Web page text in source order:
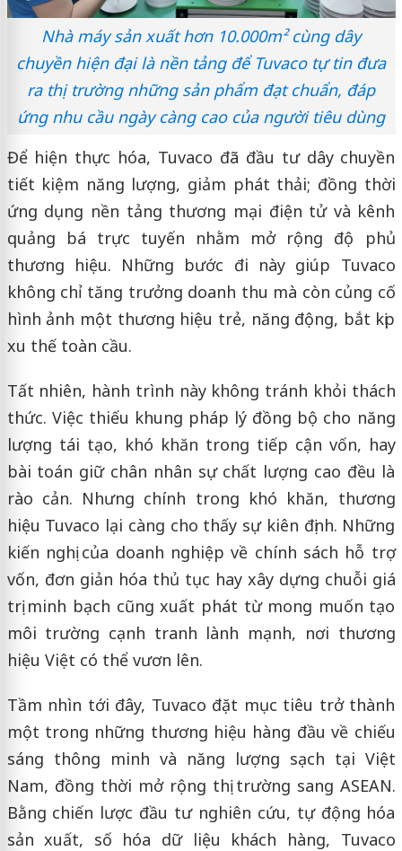
Nhà máy sản xuất hơn 10.000m² cùng dây
chuyền hiện đại là nền tảng để Tuvaco tự tin đưa
ra thị trường những sản phẩm đạt chuẩn, đáp
ứng nhu cầu ngày càng cao của người tiêu dùng
Để hiện thực hóa, Tuvaco đã đầu tư dây chuyền
tiết kiệm năng lượng, giảm phát thải; đồng thời
ứng dụng nền tảng thương mại điện tử và kênh
quảng bá trực tuyến nhằm mở rộng độ phủ
thương hiệu. Những bước đi này giúp Tuvaco
không chỉ tăng trưởng doanh thu mà còn củng cố
hình ảnh một thương hiệu trẻ, năng động, bắt kịp
xu thế toàn cầu.
Tất nhiên, hành trình này không tránh khỏi thách
thức. Việc thiếu khung pháp lý đồng bộ cho năng
lượng tái tạo, khó khăn trong tiếp cận vốn, hay
bài toán giữ chân nhân sự chất lượng cao đều là
rào cản. Nhưng chính trong khó khăn, thương
hiệu Tuvaco lại càng cho thấy sự kiên định. Những
kiến nghị của doanh nghiệp về chính sách hỗ trợ
vốn, đơn giản hóa thủ tục hay xây dựng chuỗi giá
trị minh bạch cũng xuất phát từ mong muốn tạo
môi trường cạnh tranh lành mạnh, nơi thương
hiệu Việt có thể vươn lên.
Tầm nhìn tới đây, Tuvaco đặt mục tiêu trở thành
một trong những thương hiệu hàng đầu về chiếu
sáng thông minh và năng lượng sạch tại Việt
Nam, đồng thời mở rộng thị trường sang ASEAN.
Bằng chiến lược đầu tư nghiên cứu, tự động hóa
sản xuất, số hóa dữ liệu khách hàng, Tuvaco